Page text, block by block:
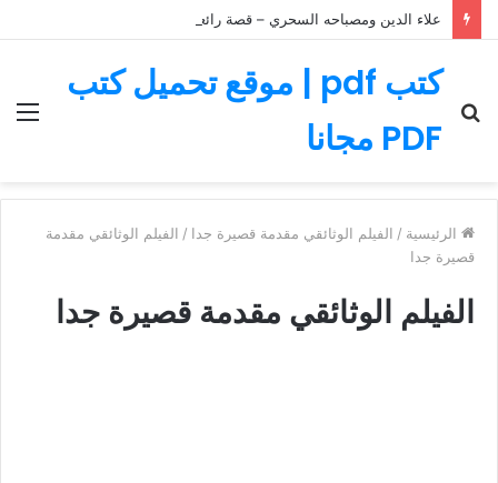
علاء الدين ومصباحه السحري – قصة رائعة مليئة بالمغامرات
كتب pdf | موقع تحميل كتب
PDF مجاناعن
الرئيسية / الفيلم الوثائقي مقدمة قصيرة جدا / الفيلم الوثائقي مقدمة
قصيرة جدا
الفيلم الوثائقي مقدمة قصيرة جدا